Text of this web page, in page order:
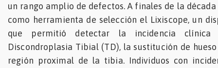
un rango amplio de defectos. A finales de la década
como herramienta de selección el Lixiscope, un
que permitió detectar la incidencia clínica
Discondroplasia Tibial (TD), la sustitución de
región proximal de la tibia. Individuos con